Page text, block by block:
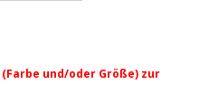
und/oder Größe) zur